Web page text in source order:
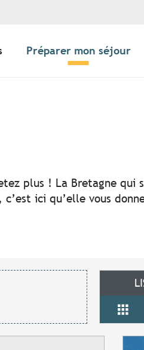
Préparer mon séjour
plus ! La Bretagne
ici qu’elle vous